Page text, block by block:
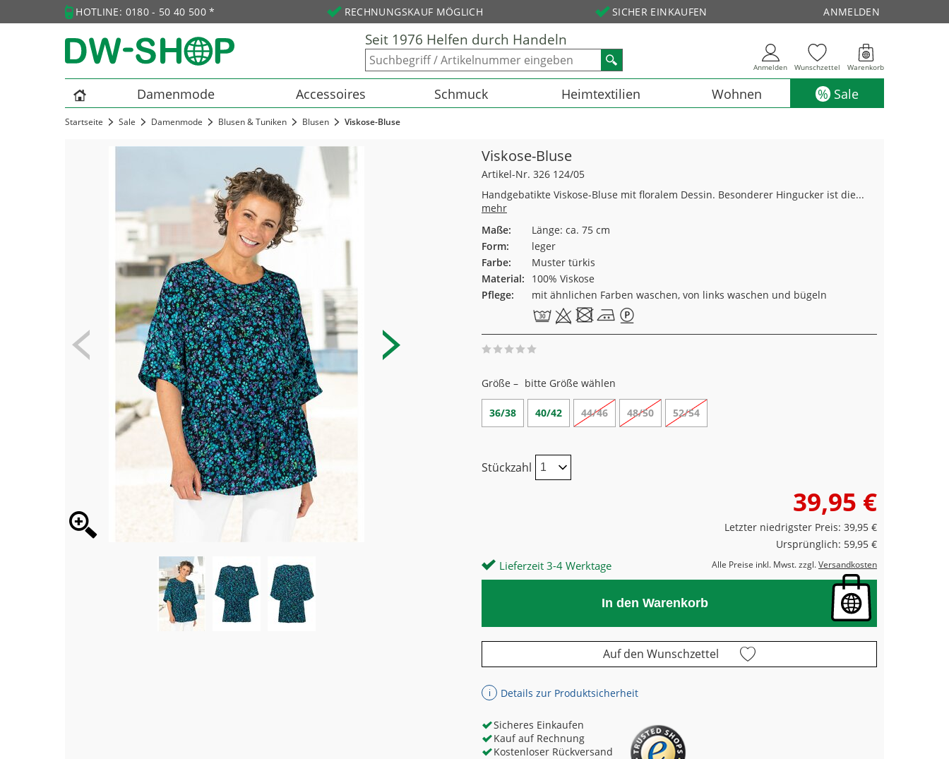
HOTLINE: 0180 - 50 40 500 * RECHNUNGSKAUF MÖGLICH SICHER EINKAUFEN ANMELDEN
Seit 1976 Helfen durch Handeln
Anmelden Wunschzettel Warenkorb
Damenmode Accessoires Schmuck Heimtextilien Wohnen Sale
Startseite Sale Damenmode Blusen & Tuniken Blusen Viskose-Bluse
Viskose-Bluse
Artikel-Nr. 326 124/05
Handgebatikte Viskose-Bluse mit floralem Dessin. Besonderer Hingucker ist die...
mehr
Größe – bitte Größe wählen
36/38 40/42 44/46 48/50 52/54
Stückzahl
39,95 €
Letzter niedrigster Preis: 39,95 €
Ursprünglich: 59,95 €
Alle Preise inkl. Mwst. zzgl.Versandkosten
Lieferzeit 3-4 Werktage
In den Warenkorb
Auf den Wunschzettel
ℹ Details zur Produktsicherheit
Sicheres Einkaufen
Kauf auf Rechnung
Kostenloser Rückversand
Maße:
Länge: ca. 75 cm
Form:
leger
Farbe:
Muster türkis
Material:
100% Viskose
Pflege:
mit ähnlichen Farben waschen, von links waschen und bügeln